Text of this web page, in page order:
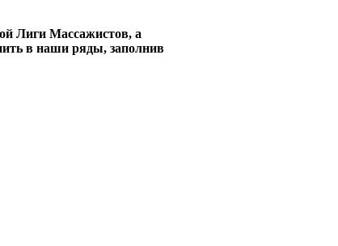
Лиги Массажистов, а
в наши ряды, заполнив